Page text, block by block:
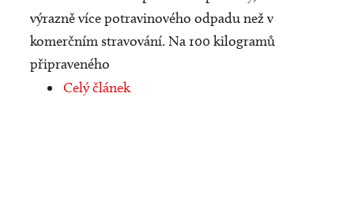
výrazně více potravinového odpadu než v
komerčním stravování. Na 100 kilogramů
připraveného
Celý článek